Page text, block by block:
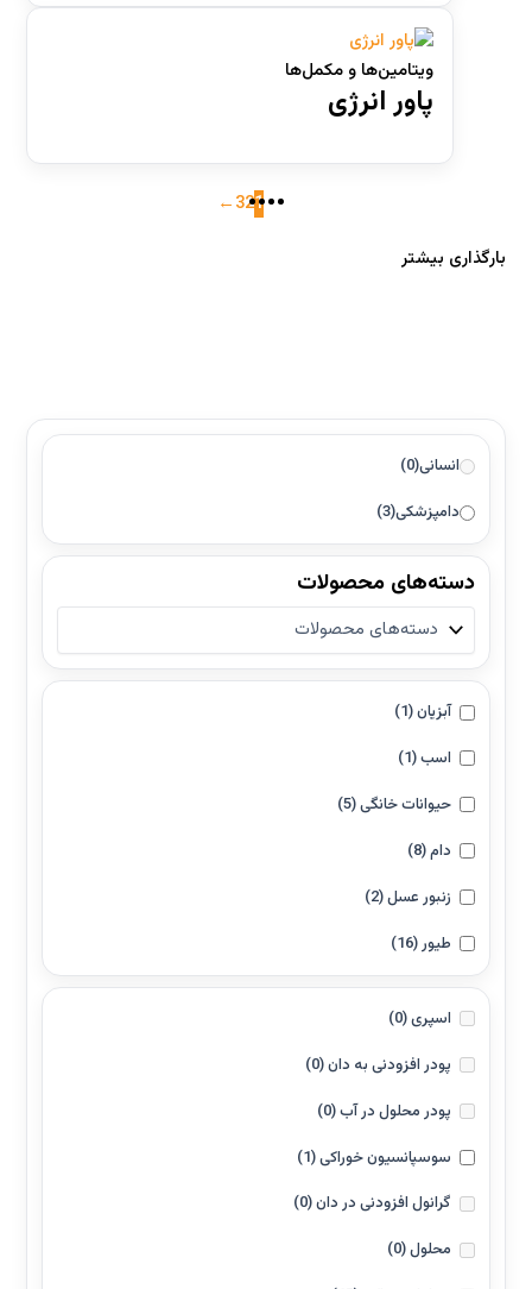
انسانی(0)
دامپزشکی(3)
دسته‌های محصولات
آبزیان(1)
اسب(1)
حیوانات خانگی(5)
دام(8)
زنبور عسل(2)
طیور (16)
اسپری(0)
پودر افزودنی به دان(0)
پودر محلول در آب(0)
سوسپانسیون خوراکی(1)
گرانول افزودنی در دان(0)
محلول(0)
ویتامین‌ها و مکمل‌ها
پاور انرژی
1
2
3
←
بارگذاری بیشتر